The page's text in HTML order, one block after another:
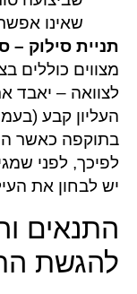
שאינו
תניית סילוק –
מצווים כוללים
לצוואה – יאבד
בתוקפה כאשר
לפיכך, לפני
יש לבחון את
התנאים
להגשת